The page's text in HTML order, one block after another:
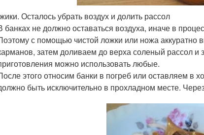
Осталось убрать воздух и долить рассол
банках не должно оставаться воздуха, иначе в
с помощью чистой ложки или ножа аккуратно
затем доливаем до верха соленый рассол
можно использовать любые.
этого относим банки в погреб или оставляем в
быть исключительно в прохладном месте.